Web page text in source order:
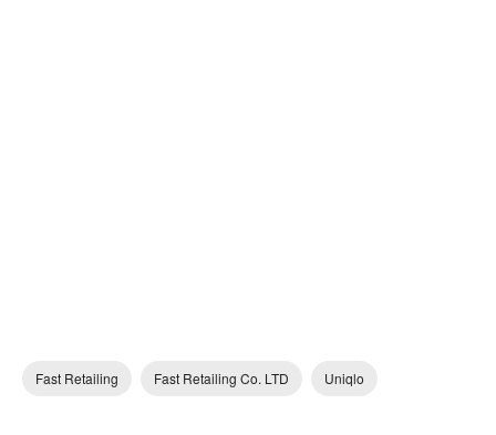
Fast Retailing Fast Retailing Co. LTD Uniqlo